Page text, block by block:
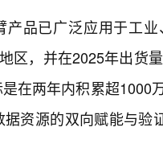
产品已广泛应用于工
区，并在2025年出货
在两年内积累超
资源的双向赋能与